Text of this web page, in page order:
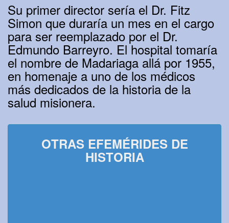
Su primer director sería el Dr. Fitz
Simon que duraría un mes en el cargo
para ser reemplazado por el Dr.
Edmundo Barreyro. El hospital tomaría
el nombre de Madariaga allá por 1955,
en homenaje a uno de los médicos
más dedicados de la historia de la
salud misionera.
OTRAS EFEMÉRIDES DE
HISTORIA